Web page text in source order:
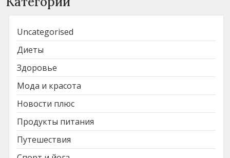
Uncategorised
Диеты
Здоровье
Мода и красота
Новости плюс
Продукты питания
Путешествия